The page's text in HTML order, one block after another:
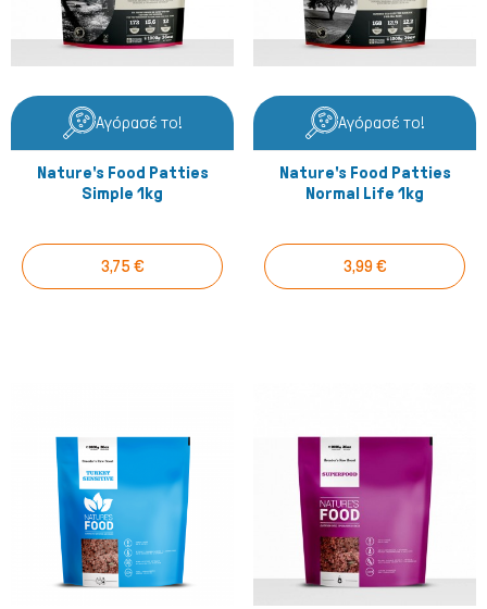
Ψάρια/Ερπετά
Αγόρασέ το!
Nature's Food Patties
Simple 1kg
3,75 €
Αγόρασέ το!
Nature's Food Patties
Normal Life 1kg
3,99 €